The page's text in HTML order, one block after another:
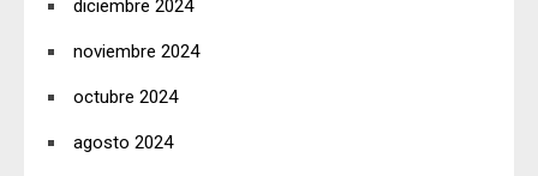
diciembre 2024
noviembre 2024
octubre 2024
agosto 2024